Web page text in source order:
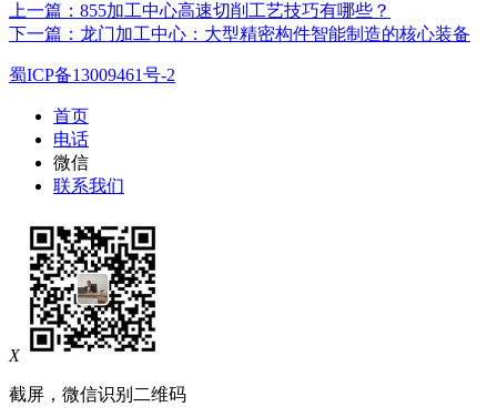
上一篇：855加工中心高速切削工艺技巧有哪些？
下一篇：龙门加工中心：大型精密构件智能制造的核心装备
蜀ICP备13009461号-2
首页
电话
微信
联系我们
X
截屏，微信识别二维码